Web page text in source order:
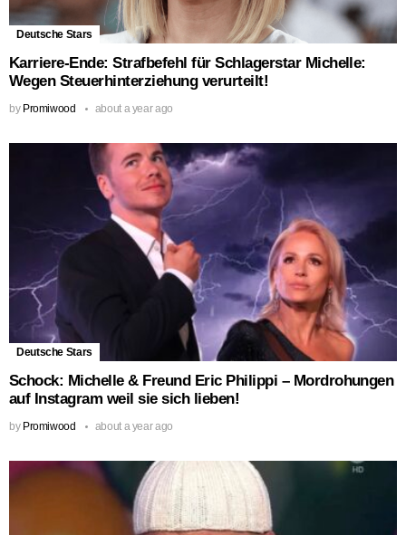
Deutsche Stars
Karriere-Ende: Strafbefehl für Schlagerstar Michelle:
Wegen Steuerhinterziehung verurteilt!
by Promiwood about a year ago
Deutsche Stars
Schock: Michelle & Freund Eric Philippi – Mordrohungen
auf Instagram weil sie sich lieben!
by Promiwood about a year ago